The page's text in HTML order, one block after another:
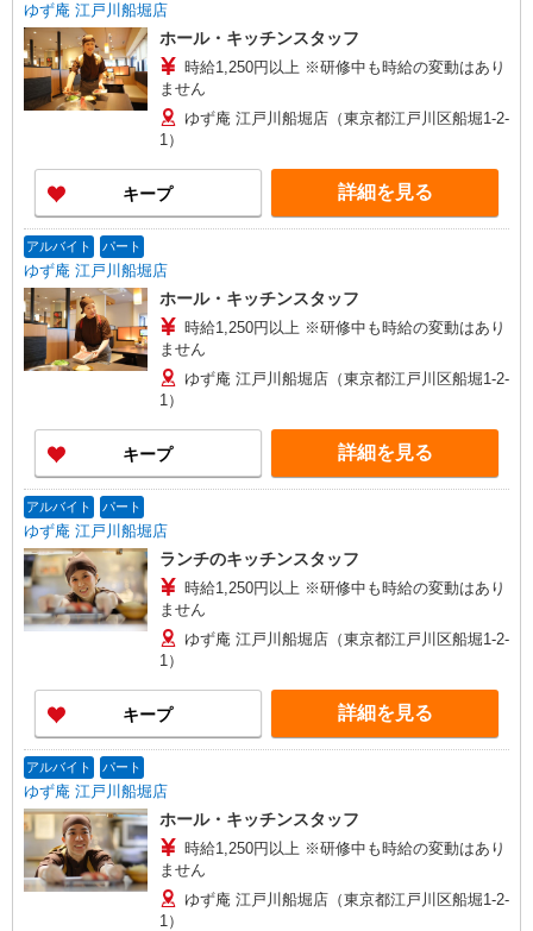
ゆず庵 江戸川船堀店
ホール・キッチンスタッフ
時給1,250円以上 ※研修中も時給の変動はあり
ません
ゆず庵 江戸川船堀店（東京都江戸川区船堀1-2-
1）
キープ 詳細を見る
アルバイト パート
ゆず庵 江戸川船堀店
ホール・キッチンスタッフ
時給1,250円以上 ※研修中も時給の変動はあり
ません
ゆず庵 江戸川船堀店（東京都江戸川区船堀1-2-
1）
キープ 詳細を見る
アルバイト パート
ゆず庵 江戸川船堀店
ランチのキッチンスタッフ
時給1,250円以上 ※研修中も時給の変動はあり
ません
ゆず庵 江戸川船堀店（東京都江戸川区船堀1-2-
1）
キープ 詳細を見る
アルバイト パート
ゆず庵 江戸川船堀店
ホール・キッチンスタッフ
時給1,250円以上 ※研修中も時給の変動はあり
ません
ゆず庵 江戸川船堀店（東京都江戸川区船堀1-2-
1）